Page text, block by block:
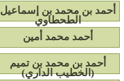
أحمد بن محمد بن إسماعيل
الطحطاوي
أحمد محمد أمين
أحمد بن محمد بن تميم
(الخطيب الداري)